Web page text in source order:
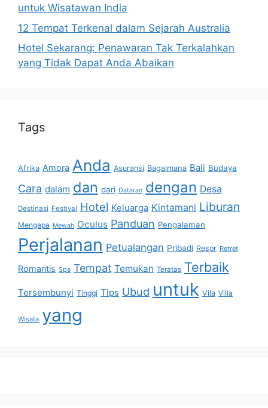
untuk Wisatawan India
12 Tempat Terkenal dalam Sejarah Australia
Hotel Sekarang: Penawaran Tak Terkalahkan
yang Tidak Dapat Anda Abaikan
Tags
Afrika Amora Anda Asuransi Bagaimana Bali Budaya
Cara dalam dan dari Dataran dengan Desa
Destinasi Festival Hotel Keluarga Kintamani Liburan
Mengapa Mewah Oculus Panduan Pengalaman
Perjalanan Petualangan Pribadi Resor Retret
Romantis Spa Tempat Temukan Teratas Terbaik
Tersembunyi Tinggi Tips Ubud untuk Vila Villa
Wisata yang